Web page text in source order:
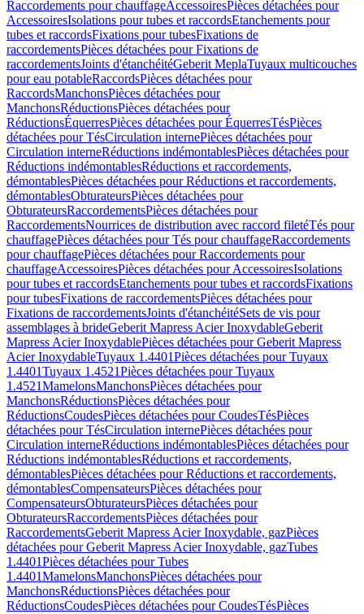
Raccordements pour chauffageAccessoiresPièces détachées pour
AccessoiresIsolations pour tubes et raccordsEtanchements pour
tubes et raccordsFixations pour tubesFixations de
raccordementsPièces détachées pour Fixations de
raccordementsJoints d'étanchéitéGeberit MeplaTuyaux multicouches
pour eau potableRaccordsPièces détachées pour
RaccordsManchonsPièces détachées pour
ManchonsRéductionsPièces détachées pour
RéductionsÉquerresPièces détachées pour ÉquerresTésPièces
détachées pour TésCirculation internePièces détachées pour
Circulation interneRéductions indémontablesPièces détachées pour
Réductions indémontablesRéductions et raccordements,
démontablesPièces détachées pour Réductions et raccordements,
démontablesObturateursPièces détachées pour
ObturateursRaccordementsPièces détachées pour
RaccordementsNourrices de distribution avec raccord filetéTés pour
chauffagePièces détachées pour Tés pour chauffageRaccordements
pour chauffagePièces détachées pour Raccordements pour
chauffageAccessoiresPièces détachées pour AccessoiresIsolations
pour tubes et raccordsEtanchements pour tubes et raccordsFixations
pour tubesFixations de raccordementsPièces détachées pour
Fixations de raccordementsJoints d'étanchéitéSets de vis pour
assemblages à brideGeberit Mapress Acier InoxydableGeberit
Mapress Acier InoxydablePièces détachées pour Geberit Mapress
Acier InoxydableTuyaux 1.4401Pièces détachées pour Tuyaux
1.4401Tuyaux 1.4521Pièces détachées pour Tuyaux
1.4521MamelonsManchonsPièces détachées pour
ManchonsRéductionsPièces détachées pour
RéductionsCoudesPièces détachées pour CoudesTésPièces
détachées pour TésCirculation internePièces détachées pour
Circulation interneRéductions indémontablesPièces détachées pour
Réductions indémontablesRéductions et raccordements,
démontablesPièces détachées pour Réductions et raccordements,
démontablesCompensateursPièces détachées pour
CompensateursObturateursPièces détachées pour
ObturateursRaccordementsPièces détachées pour
RaccordementsGeberit Mapress Acier Inoxydable, gazPièces
détachées pour Geberit Mapress Acier Inoxydable, gazTubes
1.4401Pièces détachées pour Tubes
1.4401MamelonsManchonsPièces détachées pour
ManchonsRéductionsPièces détachées pour
RéductionsCoudesPièces détachées pour CoudesTésPièces